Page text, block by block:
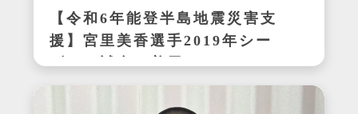
【令和6年能登半島地震災害支
援】宮里美香選手2019年シー
ズンの試合で着用したサイン
入りウェア